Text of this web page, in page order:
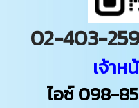
02-403-
เจ้าห
ไอซ์098-